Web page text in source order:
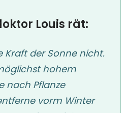
Louis rät:
Kraft der Sonne nicht.
hohem
nach Pflanze
vorm Winter